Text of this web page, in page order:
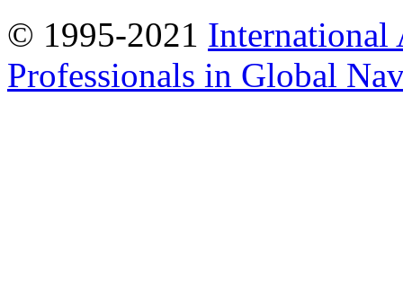
© 1995-2021 International
Professionals in Global